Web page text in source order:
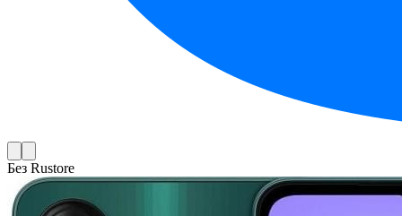
Без Rustore